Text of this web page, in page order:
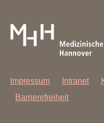
Impressum Intranet
Barrierefreiheit